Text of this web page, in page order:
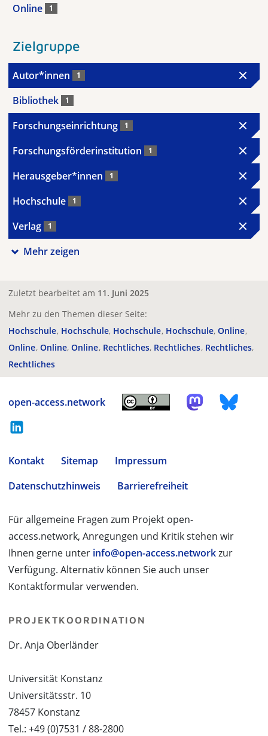
Online 1
Zielgruppe
Autor*innen 1
Bibliothek 1
Forschungseinrichtung 1
Forschungsförderinstitution 1
Herausgeber*innen 1
Hochschule 1
Verlag 1
Mehr zeigen
Zuletzt bearbeitet am 11. Juni 2025
Mehr zu den Themen dieser Seite:
Hochschule Hochschule Hochschule Hochschule Online
Online Online Online Rechtliches Rechtliches Rechtliches
Rechtliches
open-access.network
Kontakt Sitemap
Impressum
Datenschutzhinweis
Barrierefreiheit
Für allgemeine Fragen zum Projekt open-
access.network, Anregungen und Kritik stehen wir
Ihnen gerne unter info@open-access.networkzur
Verfügung. Alternativ können Sie auch unser
Kontaktformular verwenden.
PROJEKTKOORDINATION
Dr. Anja Oberländer
Universität Konstanz
Universitätsstr. 10
78457 Konstanz
Tel.: +49 (0)7531 / 88-2800